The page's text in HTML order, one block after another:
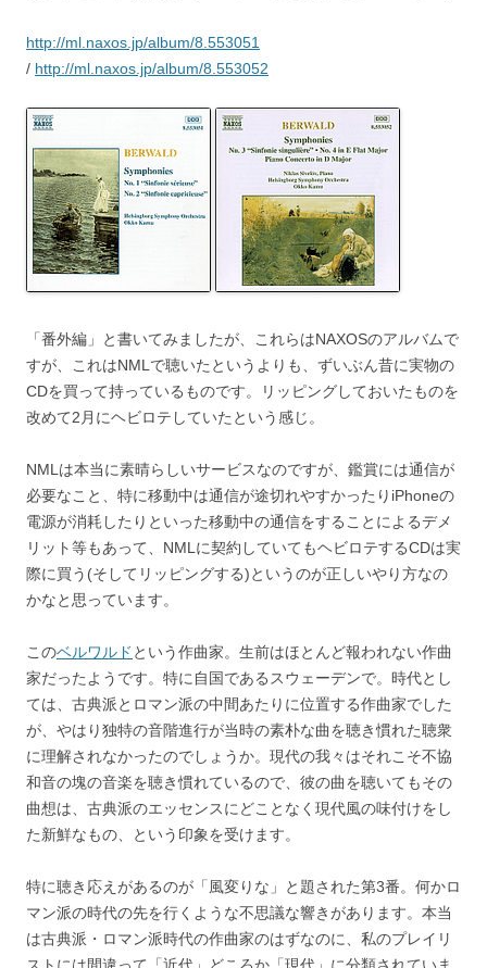
http://ml.naxos.jp/album/8.553051
/ http://ml.naxos.jp/album/8.553052
「番外編」と書いてみましたが、これらはNAXOSのアルバムで
すが、これはNMLで聴いたというよりも、ずいぶん昔に実物の
CDを買って持っているものです。リッピングしておいたものを
改めて2月にヘビロテしていたという感じ。
NMLは本当に素晴らしいサービスなのですが、鑑賞には通信が
必要なこと、特に移動中は通信が途切れやすかったりiPhoneの
電源が消耗したりといった移動中の通信をすることによるデメ
リット等もあって、NMLに契約していてもヘビロテするCDは実
際に買う(そしてリッピングする)というのが正しいやり方なの
かなと思っています。
このベルワルド という作曲家。生前はほとんど報われない作曲
家だったようです。特に自国であるスウェーデンで。時代とし
ては、古典派とロマン派の中間あたりに位置する作曲家でした
が、やはり独特の音階進行が当時の素朴な曲を聴き慣れた聴衆
に理解されなかったのでしょうか。現代の我々はそれこそ不協
和音の塊の音楽を聴き慣れているので、彼の曲を聴いてもその
曲想は、古典派のエッセンスにどことなく現代風の味付けをし
た新鮮なもの、という印象を受けます。
特に聴き応えがあるのが「風変りな」と題された第3番。何かロ
マン派の時代の先を行くような不思議な響きがあります。本当
は古典派・ロマン派時代の作曲家のはずなのに、私のプレイリ